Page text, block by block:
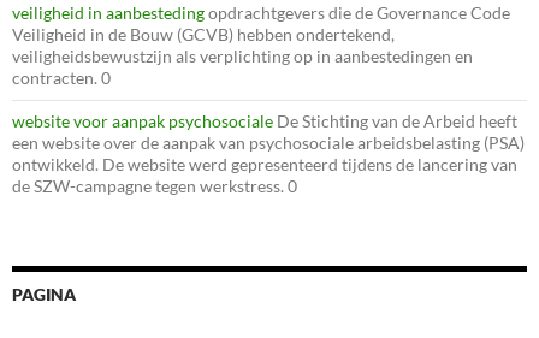
veiligheid in aanbestedingopdrachtgevers die de Governance Code
Veiligheid in de Bouw (GCVB) hebben ondertekend,
veiligheidsbewustzijn als verplichting op in aanbestedingen en
contracten. 0
website voor aanpak psychosociale De Stichting van de Arbeid heeft
een website over de aanpak van psychosociale arbeidsbelasting (PSA)
ontwikkeld. De website werd gepresenteerd tijdens de lancering van
de SZW-campagne tegen werkstress. 0
PAGINA